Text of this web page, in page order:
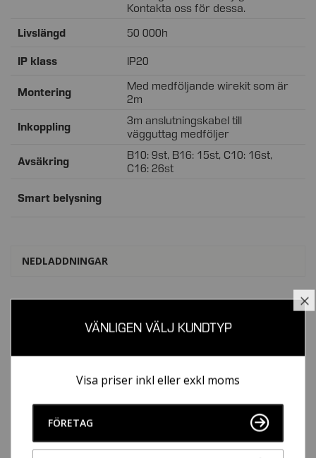
Kontakta oss för dessa.
Livslängd 50 000h
IP klass IP20
Montering
Med medföljande wirekit som är
2m
Inkoppling
3m anslutningskabel till
vägguttag medföljer
Avsäkring
B10: 9st, B16: 15st, C10: 16st,
C16: 26st
Smart belysning
NEDLADDNINGAR
3D-filer
Kontakta oss om ni saknar produktdokument eller önskar annan
information om produkten, exempelvis datablad med annan
ljusfärg, ritningsfiler, 3D-filer, ljusfiler med andra spridningsvinklar
eller liknande.
VÄNLIGEN VÄLJ KUNDTYP
Visa priser inkl eller exkl moms
FÖRETAG